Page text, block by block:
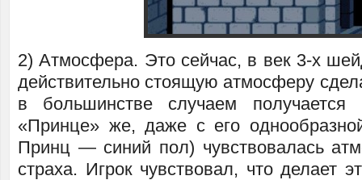
2) Атмосфера. Это сейчас, в век 3-х
действительно стоящую атмосферу
в большинстве случаем получается
«Принце» же, даже с его
Принц — синий пол) чувствовалась
страха. Игрок чувствовал, что делает